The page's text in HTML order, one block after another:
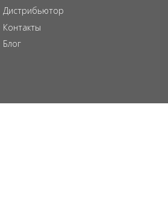
Контакты
Дистрибьютор
Блог